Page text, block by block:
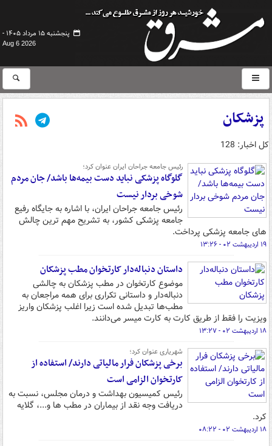
پنجشنبه ۱۵ مرداد ۱۴۰۵ -
Aug 6 2026
پزشکان
کل اخبار: 128
رئیس جامعه جراحان ایران عنوان کرد؛
گلوگاه پزشکی نباید دست بیمه‌ها باشد/ جان مردم
شوخی بردار نیست
رئیس جامعه جراحان ایران، با اشاره به جایگاه رفیع
جامعه پزشکی کشور، به تشریح مهم ترین چالش
های جامعه پزشکی پرداخت.
۱۹ اردیبهشت ۰۲ - ۱۳:۲۶
داستان دنباله‌دار کارتخوان مطب پزشکان
موضوع کارتخوان در مطب پزشکان به چالشی
دنباله‌دار و داستانی تکراری برای همه مراجعان به
مطب‌ها تبدیل شده است زیرا اغلب پزشکان واریز
ویزیت را فقط از طریق کارت به کارت میسر می‌دانند.
۱۸ اردیبهشت ۰۲ - ۱۳:۲۷
شهریاری عنوان کرد؛
برخی پزشکان فرار مالیاتی دارند/ استفاده از
کارتخوان الزامی است
رئیس کمیسیون بهداشت و درمان مجلس، نسبت به
دریافت وجه نقد از بیماران در مطب ها و...، گلایه
کرد.
۱۸ اردیبهشت ۰۲ - ۰۸:۲۲